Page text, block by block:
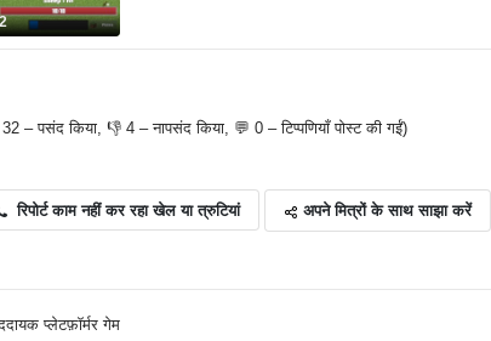
– पसंद किया, 👎 4 – नापसंद किया, 💬 0 – टिप्पणियाँ पोस्ट की गईं)
रिपोर्ट काम नहीं कर रहा खेल या त्रुटियां अपने मित्रों के साथ साझा करें
प्लेटफ़ॉर्मर गेम